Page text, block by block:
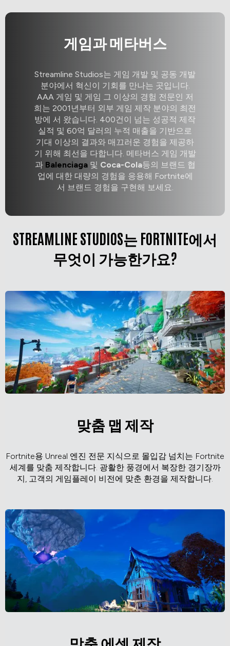
게임과 메타버스
Streamline Studios는 게임 개발 및 공동 개발
분야에서 혁신이 기회를 만나는 곳입니다.
AAA 게임 및 게임 그 이상의 경험 전문인 저
희는 2001년부터 외부 게임 제작 분야의 최전
방에 서 왔습니다. 400건이 넘는 성공적 제작
실적 및 60억 달러의 누적 매출을 기반으로
기대 이상의 결과와 매끄러운 경험을 제공하
기 위해 최선을 다합니다. 메타버스 게임 개발
과 Balenciaga및 Coca-Cola등의 브랜드 협
업에 대한 대량의 경험을 응용해 Fortnite에
서 브랜드 경험을 구현해 보세요.
STREAMLINE STUDIOS는 FORTNITE에서
무엇이 가능한가요?
맞춤 맵 제작
Fortnite용 Unreal 엔진 전문 지식으로 몰입감 넘치는 Fortnite
세계를 맞춤 제작합니다. 광활한 풍경에서 복장한 경기장까
지, 고객의 게임플레이 비전에 맞춘 환경을 제작합니다.
맞춤 에셋 제작